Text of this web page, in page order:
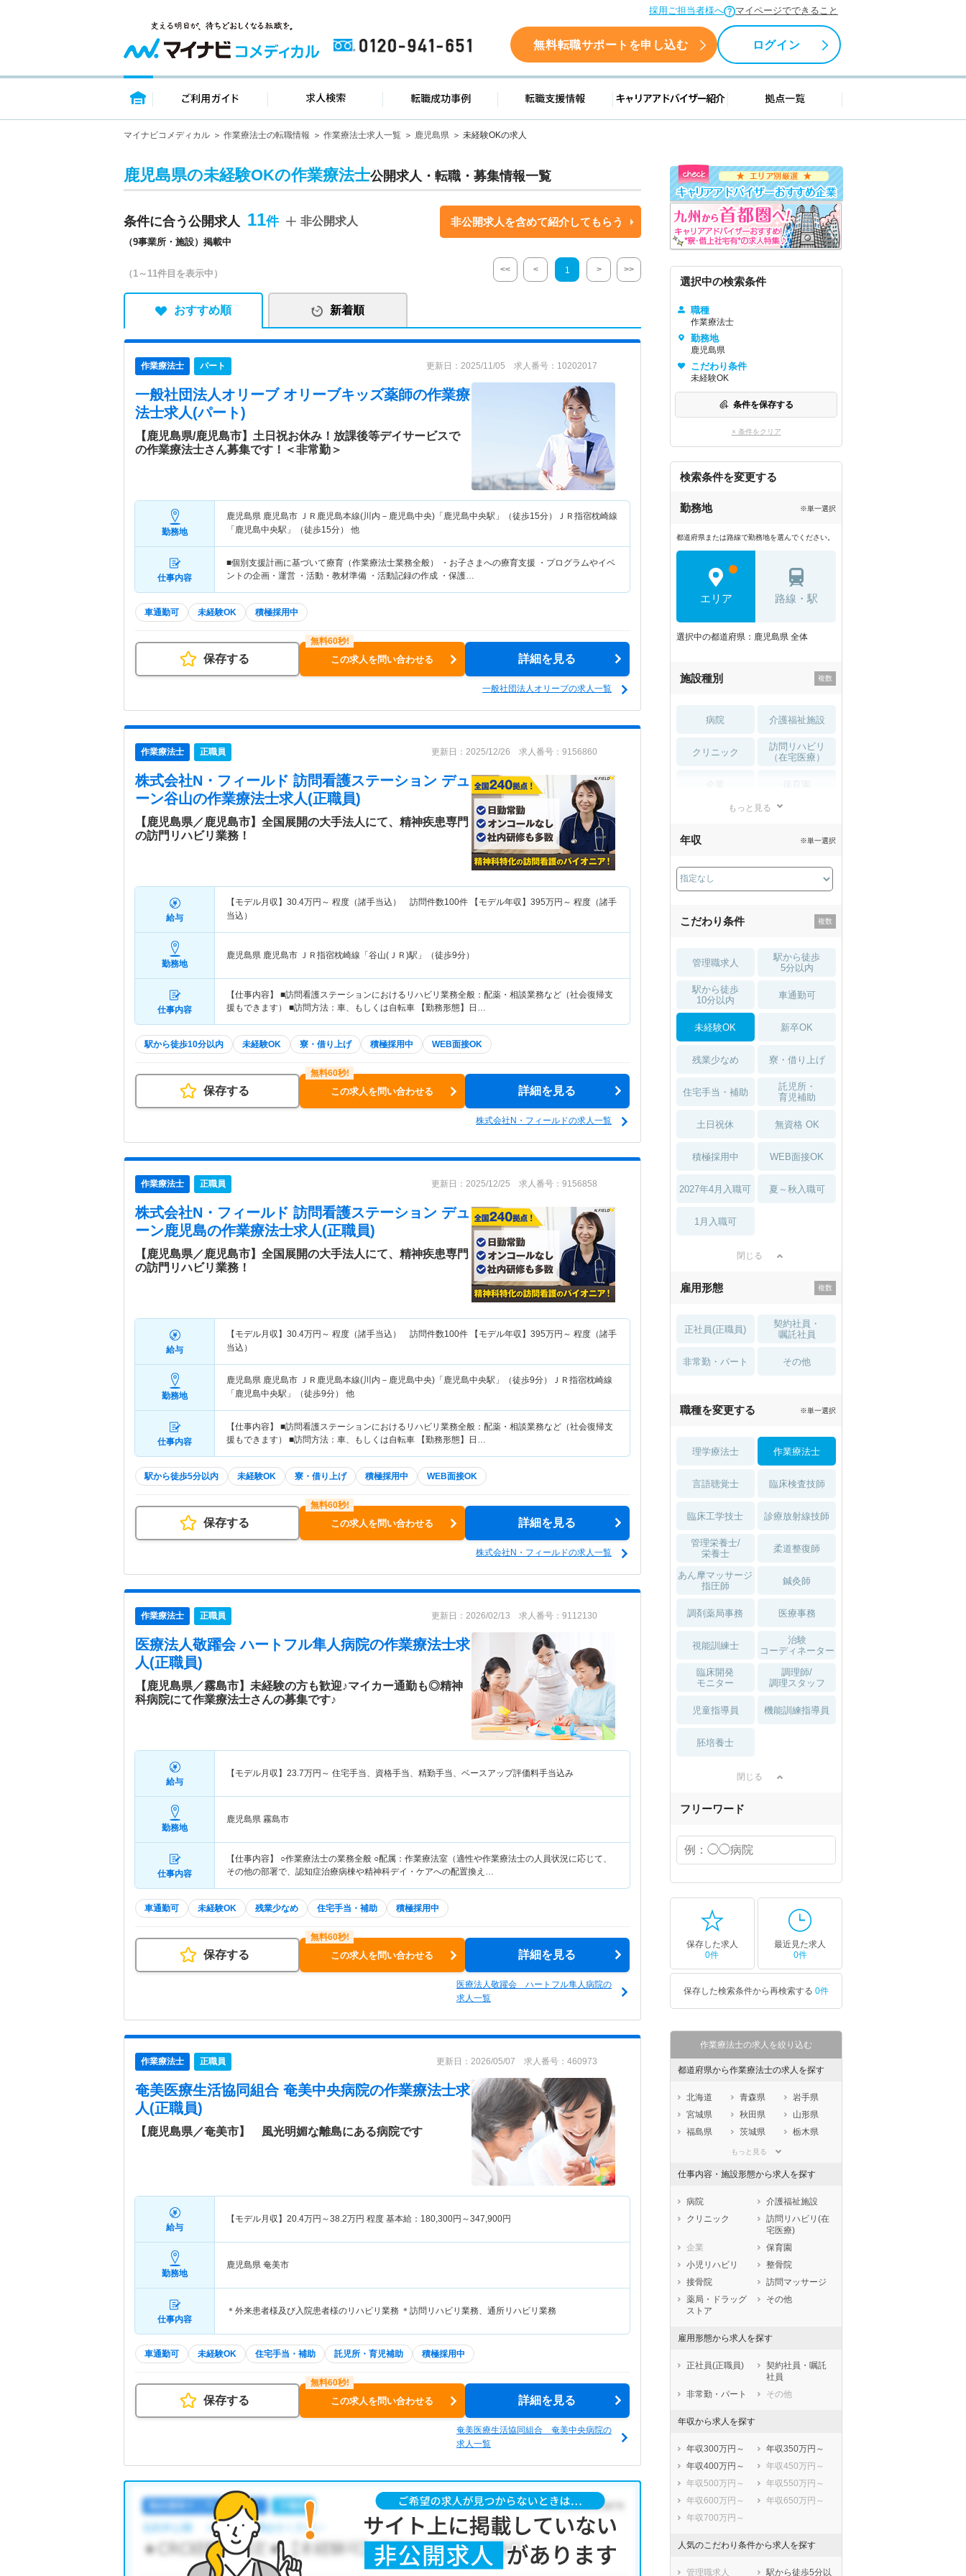
採用ご担当者様へ マイページでできること
0120-941-651 無料転職サポートを申し込む ログイン
トップページ ご利用ガイド 求人検索 転職成功事例 転職支援情報 キャリアアドバイザー紹介 拠点一覧
マイナビコメディカル 作業療法士の転職情報 作業療法士求人一覧 鹿児島県 未経験OKの求人
鹿児島県の未経験OKの作業療法士公開求人・転職・募集情報一覧
条件に合う公開求人 11
（9事業所・施設）掲載中
非公開求人 非公開求人を含めて紹介してもらう
（1～11件目を表示中） << < 1 > >>
おすすめ順 新着順
作業療法士 パート 更新日：2025/11/05 求人番号：10202017
一般社団法人オリーブ オリーブキッズ薬師の作業療
法士求人(パート)
【鹿児島県/鹿児島市】土日祝お休み！放課後等デイサービスで
の作業療法士さん募集です！＜非常勤＞
勤務地
鹿児島県 鹿児島市 ＪＲ鹿児島本線(川内－鹿児島中央)「鹿児島中央駅」（徒歩15分）ＪＲ指宿枕崎線
「鹿児島中央駅」（徒歩15分） 他
仕事内容
■個別支援計画に基づいて療育（作業療法士業務全般） ・お子さまへの療育支援 ・プログラムやイベ
ントの企画・運営 ・活動・教材準備 ・活動記録の作成 ・保護…
車通勤可 未経験OK 積極採用中
保存する この求人を問い合わせる 詳細を見る
一般社団法人オリーブの求人一覧
作業療法士 正職員 更新日：2025/12/26 求人番号：9156860
株式会社N・フィールド 訪問看護ステーション デュ
ーン谷山の作業療法士求人(正職員)
【鹿児島県／鹿児島市】全国展開の大手法人にて、精神疾患専門
の訪門リハビリ業務！
給与
【モデル月収】 30.4万円～ 程度（諸手当込） 訪問件数100件 【モデル年収】 395万円～ 程度（諸手
当込）
勤務地
鹿児島県 鹿児島市 ＪＲ指宿枕崎線「谷山(ＪＲ)駅」（徒歩9分）
仕事内容
【仕事内容】 ■訪問看護ステーションにおけるリハビリ業務全般：配薬・相談業務など（社会復帰支
援もできます） ■訪問方法：車、もしくは自転車 【勤務形態】日…
駅から徒歩10分以内 未経験OK 寮・借り上げ 積極採用中 WEB面接OK
保存する この求人を問い合わせる 詳細を見る
株式会社N・フィールドの求人一覧
作業療法士 正職員 更新日：2025/12/25 求人番号：9156858
株式会社N・フィールド 訪問看護ステーション デュ
ーン鹿児島の作業療法士求人(正職員)
【鹿児島県／鹿児島市】全国展開の大手法人にて、精神疾患専門
の訪門リハビリ業務！
給与
【モデル月収】 30.4万円～ 程度（諸手当込） 訪問件数100件 【モデル年収】 395万円～ 程度（諸手
当込）
勤務地
鹿児島県 鹿児島市 ＪＲ鹿児島本線(川内－鹿児島中央)「鹿児島中央駅」（徒歩9分）ＪＲ指宿枕崎線
「鹿児島中央駅」（徒歩9分） 他
仕事内容
【仕事内容】 ■訪問看護ステーションにおけるリハビリ業務全般：配薬・相談業務など（社会復帰支
援もできます） ■訪問方法：車、もしくは自転車 【勤務形態】日…
駅から徒歩5分以内 未経験OK 寮・借り上げ 積極採用中 WEB面接OK
保存する この求人を問い合わせる 詳細を見る
株式会社N・フィールドの求人一覧
作業療法士 正職員 更新日：2026/02/13 求人番号：9112130
医療法人敬躍会 ハートフル隼人病院の作業療法士求
人(正職員)
【鹿児島県／霧島市】未経験の方も歓迎♪マイカー通勤も◎精神
科病院にて作業療法士さんの募集です♪
給与
【モデル月収】 23.7万円～ 住宅手当、資格手当、精勤手当、ベースアップ評価料手当込み
勤務地
鹿児島県 霧島市
仕事内容
【仕事内容】 ○作業療法士の業務全般 ○配属：作業療法室（適性や作業療法士の人員状況に応じて、
その他の部署で、認知症治療病棟や精神科デイ・ケアへの配置換え…
車通勤可 未経験OK 残業少なめ 住宅手当・補助 積極採用中
保存する この求人を問い合わせる 詳細を見る
医療法人敬躍会 ハートフル隼人病院の
求人一覧
作業療法士 正職員 更新日：2026/05/07 求人番号：460973
奄美医療生活協同組合 奄美中央病院の作業療法士求
人(正職員)
【鹿児島県／奄美市】 風光明媚な離島にある病院です
給与
【モデル月収】 20.4万円～38.2万円 程度 基本給：180,300円～347,900円
勤務地
鹿児島県 奄美市
仕事内容
＊外来患者様及び入院患者様のリハビリ業務 ＊訪問リハビリ業務、通所リハビリ業務
車通勤可 未経験OK 住宅手当・補助 託児所・育児補助 積極採用中
保存する この求人を問い合わせる 詳細を見る
奄美医療生活協同組合 奄美中央病院の
求人一覧
選択中の検索条件
職種
作業療法士
勤務地
鹿児島県
こだわり条件
未経験OK
条件を保存する
× 条件をクリア
検索条件を変更する
勤務地 ※単一選択
都道府県または路線で勤務地を選んでください。
エリア 路線・駅
選択中の都道府県：鹿児島県 全体
施設種別
病院 介護福祉施設
クリニック
訪問リハビリ
（在宅医療）
薬局・
もっと見る
年収 ※単一選択
こだわり条件
管理職求人
駅から徒歩
5分以内
駅から徒歩
10分以内
車通勤可
未経験OK 新卒OK
残業少なめ 寮・借り上げ
住宅手当・補助
託児所・
育児補助
土日祝休 無資格 OK
積極採用中 WEB面接OK
2027年4月入職可 夏～秋入職可
1月入職可
閉じる
雇用形態
正社員(正職員)
契約社員・
嘱託社員
非常勤・パート その他
職種を変更する ※単一選択
理学療法士 作業療法士
言語聴覚士 臨床検査技師
臨床工学技士 診療放射線技師
管理栄養士/
栄養士
柔道整復師
あん摩マッサージ
指圧師
鍼灸師
調剤薬局事務 医療事務
視能訓練士
治験
コーディネーター
臨床開発
モニター
調理師/
調理スタッフ
児童指導員 機能訓練指導員
胚培養士
閉じる
フリーワード
保存した求人
0件
最近見た求人
0件
保存した検索条件から再検索する 0件
作業療法士の求人を絞り込む
都道府県から作業療法士の求人を探す
北海道 青森県
岩手県
宮城県
秋田県
山形県
福島県
茨城県
栃木県
埼玉県
石川県
福井県
岐阜県
静岡県
愛知県
三重県
大阪府
兵庫県
奈良県
鳥取県
島根県
広島県
山口県
徳島県
香川県
愛媛県
熊本県
大分県
もっと見る
仕事内容・施設形態から求人を探す
病院
介護福祉施設
クリニック
訪問リハビリ(在
宅医療)
企業
保育園
小児リハビリ
整骨院
接骨院
訪問マッサージ
薬局・ドラッグ
ストア
その他
雇用形態から求人を探す
正社員(正職員)
契約社員・嘱託
社員
非常勤・パート
その他
年収から求人を探す
年収300万円～
年収350万円～
年収400万円～
年収450万円～
年収500万円～
年収550万円～
年収600万円～
年収650万円～
年収700万円～
人気のこだわり条件から求人を探す
管理職求人 駅から徒歩5分以